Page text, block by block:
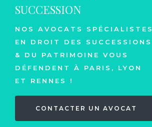
SUCCESSION
NOS AVOCATS SPÉCIALISTES
EN DROIT DES SUCCESSIONS
& DU PATRIMOINE VOUS
DÉFENDENT À PARIS, LYON
ET RENNES !
CONTACTER UN AVOCAT